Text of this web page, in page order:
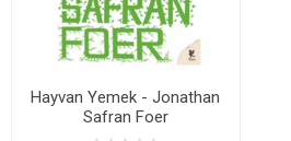
Hayvan Yemek - Jonathan
Safran Foer